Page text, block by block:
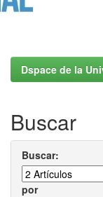
Dspace de la
Buscar
Buscar:
por